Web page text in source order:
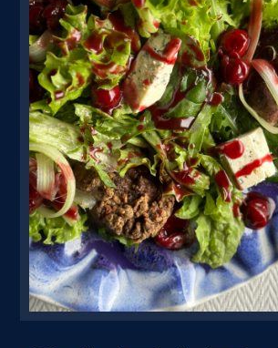
Галерея
Резервація